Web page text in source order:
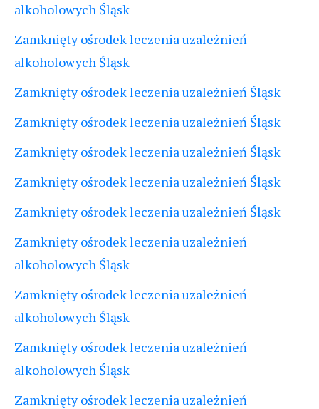
alkoholowych Śląsk
Zamknięty ośrodek leczenia uzależnień
alkoholowych Śląsk
Zamknięty ośrodek leczenia uzależnień Śląsk
Zamknięty ośrodek leczenia uzależnień Śląsk
Zamknięty ośrodek leczenia uzależnień Śląsk
Zamknięty ośrodek leczenia uzależnień Śląsk
Zamknięty ośrodek leczenia uzależnień Śląsk
Zamknięty ośrodek leczenia uzależnień
alkoholowych Śląsk
Zamknięty ośrodek leczenia uzależnień
alkoholowych Śląsk
Zamknięty ośrodek leczenia uzależnień
alkoholowych Śląsk
Zamknięty ośrodek leczenia uzależnień